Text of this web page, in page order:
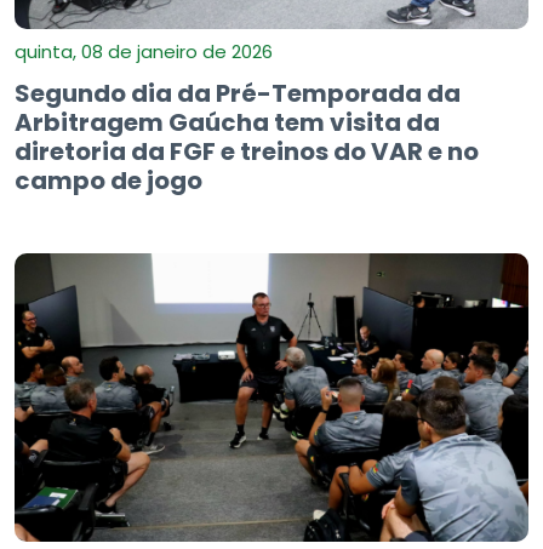
quinta, 08 de janeiro de 2026
Segundo dia da Pré-Temporada da
Arbitragem Gaúcha tem visita da
diretoria da FGF e treinos do VAR e no
campo de jogo